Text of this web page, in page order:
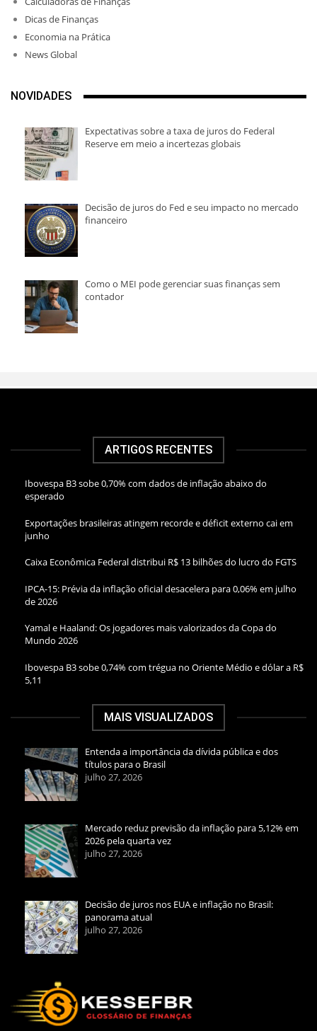
Dicas de Finanças
Economia na Prática
News Global
NOVIDADES
Expectativas sobre a taxa de juros do Federal
Reserve em meio a incertezas globais
Decisão de juros do Fed e seu impacto no mercado
financeiro
Como o MEI pode gerenciar suas finanças sem
contador
ARTIGOS RECENTES
Ibovespa B3 sobe 0,70% com dados de inflação abaixo do
esperado
Exportações brasileiras atingem recorde e déficit externo cai em
junho
Caixa Econômica Federal distribui R$ 13 bilhões do lucro do FGTS
IPCA-15: Prévia da inflação oficial desacelera para 0,06% em julho
de 2026
Yamal e Haaland: Os jogadores mais valorizados da Copa do
Mundo 2026
Ibovespa B3 sobe 0,74% com trégua no Oriente Médio e dólar a R$
5,11
MAIS VISUALIZADOS
Entenda a importância da dívida pública e dos
títulos para o Brasil
julho 27, 2026
Mercado reduz previsão da inflação para 5,12% em
2026 pela quarta vez
julho 27, 2026
Decisão de juros nos EUA e inflação no Brasil:
panorama atual
julho 27, 2026